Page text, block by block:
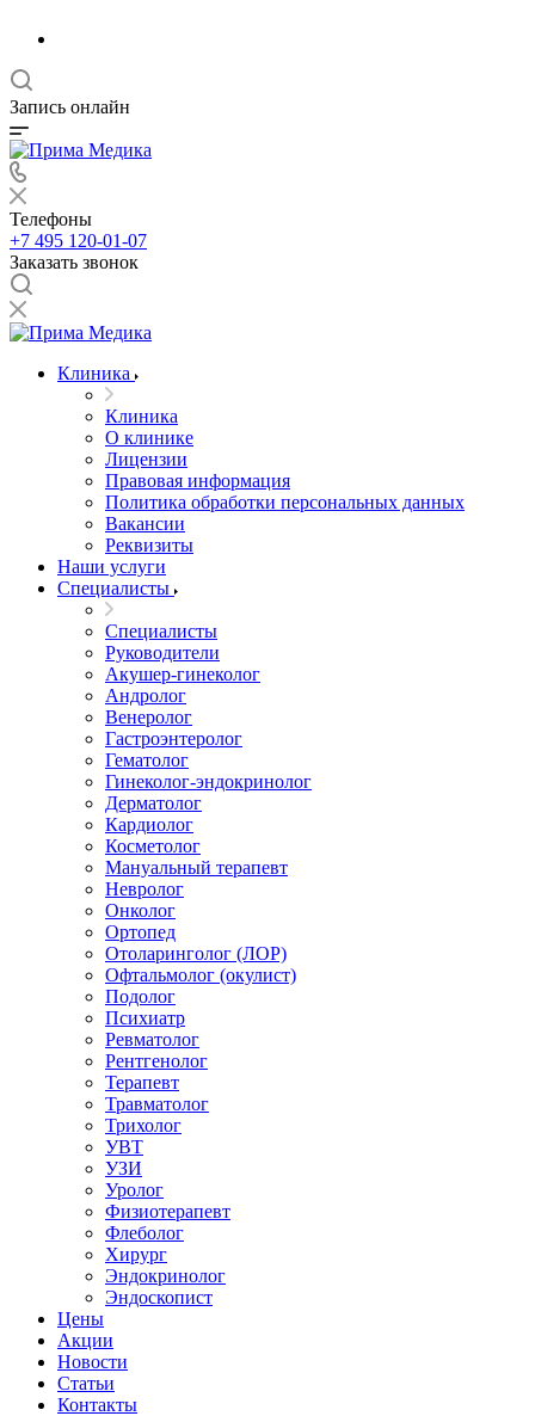
Запись онлайн
Телефоны
+7 495 120-01-07
Заказать звонок
Клиника
Клиника
О клинике
Лицензии
Правовая информация
Политика обработки персональных данных
Вакансии
Реквизиты
Наши услуги
Специалисты
Специалисты
Руководители
Акушер-гинеколог
Андролог
Венеролог
Гастроэнтеролог
Гематолог
Гинеколог-эндокринолог
Дерматолог
Кардиолог
Косметолог
Мануальный терапевт
Невролог
Онколог
Ортопед
Отоларинголог (ЛОР)
Офтальмолог (окулист)
Подолог
Психиатр
Ревматолог
Рентгенолог
Терапевт
Травматолог
Трихолог
УВТ
УЗИ
Уролог
Физиотерапевт
Флеболог
Хирург
Эндокринолог
Эндоскопист
Цены
Акции
Новости
Статьи
Контакты